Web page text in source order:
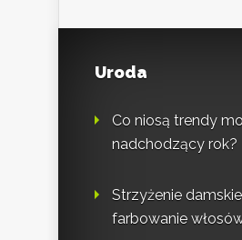
Uroda
Co niosą trendy
nadchodzący rok?
Strzyżenie
farbowanie